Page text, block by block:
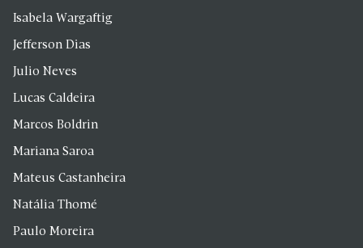
Isabela Wargaftig
Jefferson Dias
Julio Neves
Lucas Caldeira
Marcos Boldrin
Mariana Saroa
Mateus Castanheira
Natália Thomé
Paulo Moreira